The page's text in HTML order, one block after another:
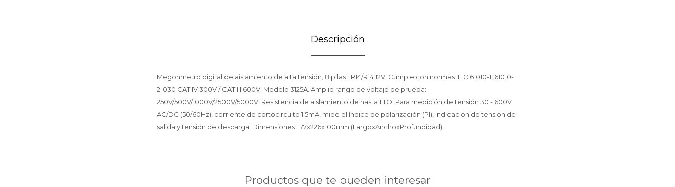
Descripción
Megohmetro digital de aislamiento de alta tensión; 8 pilas LR14/R14 12V. Cumple con normas: IEC 61010-1, 61010-
2-030 CAT IV 300V / CAT III 600V. Modelo 3125A. Amplio rango de voltaje de prueba:
250V/500V/1000V/2500V/5000V. Resistencia de aislamiento de hasta 1 TO. Para medición de tensión 30 - 600V
AC/DC (50/60Hz), corriente de cortocircuito 1.5mA, mide el índice de polarización (PI), indicación de tensión de
salida y tensión de descarga. Dimensiones: 177x226x100mm (LargoxAnchoxProfundidad).
Productos que te pueden interesar